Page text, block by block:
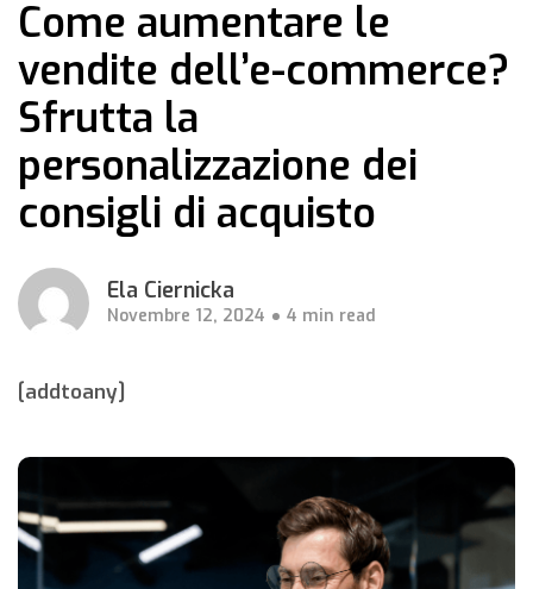
Come aumentare le
vendite dell’e-commerce?
Sfrutta la
personalizzazione dei
consigli di acquisto
Ela Ciernicka
Novembre 12, 2024 4 min read
[addtoany]